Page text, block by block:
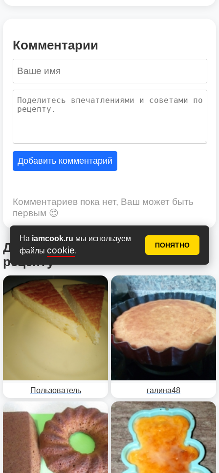
На iamcook.ru мы используем
файлы cookie.
ПОНЯТНО
Комментарии
Добавить комментарий
Комментариев пока нет, Ваш может быть
первым 😍
Другие фотоотчеты по этому
рецепту
Пользователь галина48